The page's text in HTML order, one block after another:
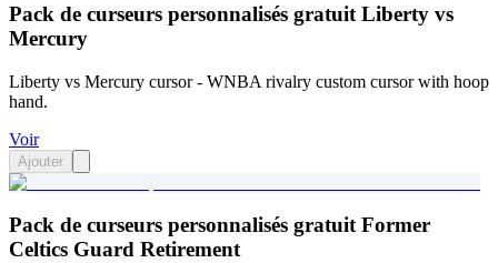
Pack de curseurs personnalisés gratuit Liberty vs
Mercury
Liberty vs Mercury cursor - WNBA rivalry custom cursor with hoop
hand.
Voir
Ajouter
Pack de curseurs personnalisés gratuit Former
Celtics Guard Retirement